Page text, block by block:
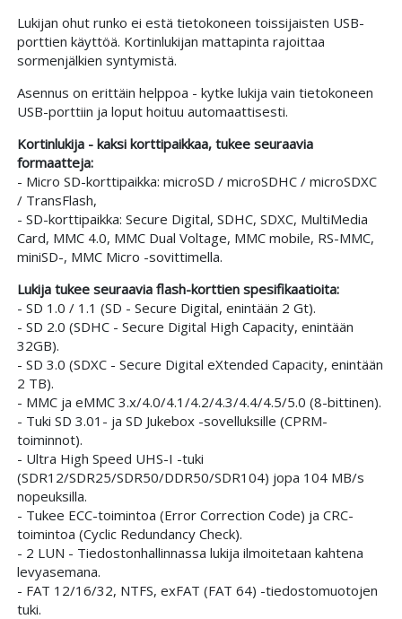
Lukijan ohut runko ei estä tietokoneen toissijaisten USB-
porttien käyttöä. Kortinlukijan mattapinta rajoittaa
sormenjälkien syntymistä.
Asennus on erittäin helppoa - kytke lukija vain tietokoneen
USB-porttiin ja loput hoituu automaattisesti.
Kortinlukija - kaksi korttipaikkaa, tukee seuraavia
formaatteja:
- Micro SD-korttipaikka: microSD / microSDHC / microSDXC
/ TransFlash,
- SD-korttipaikka: Secure Digital, SDHC, SDXC, MultiMedia
Card, MMC 4.0, MMC Dual Voltage, MMC mobile, RS-MMC,
miniSD-, MMC Micro -sovittimella.
Lukija tukee seuraavia flash-korttien spesifikaatioita:
- SD 1.0 / 1.1 (SD - Secure Digital, enintään 2 Gt).
- SD 2.0 (SDHC - Secure Digital High Capacity, enintään
32GB).
- SD 3.0 (SDXC - Secure Digital eXtended Capacity, enintään
2 TB).
- MMC ja eMMC 3.x/4.0/4.1/4.2/4.3/4.4/4.5/5.0 (8-bittinen).
- Tuki SD 3.01- ja SD Jukebox -sovelluksille (CPRM-
toiminnot).
- Ultra High Speed UHS-I -tuki
(SDR12/SDR25/SDR50/DDR50/SDR104) jopa 104 MB/s
nopeuksilla.
- Tukee ECC-toimintoa (Error Correction Code) ja CRC-
toimintoa (Cyclic Redundancy Check).
- 2 LUN - Tiedostonhallinnassa lukija ilmoitetaan kahtena
levyasemana.
- FAT 12/16/32, NTFS, exFAT (FAT 64) -tiedostomuotojen
tuki.